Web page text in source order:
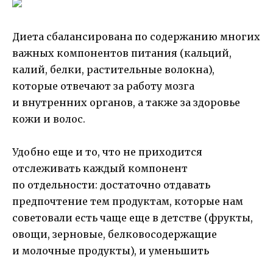
Диета сбалансирована по содержанию многих
важных компонентов питания (кальций,
калий, белки, растительные волокна),
которые отвечают за работу мозга
и внутренних органов, а также за здоровье
кожи и волос.
Удобно еще и то, что не приходится
отслеживать каждый компонент
по отдельности: достаточно отдавать
предпочтение тем продуктам, которые нам
советовали есть чаще еще в детстве (фрукты,
овощи, зерновые, белковосодержащие
и молочные продукты), и уменьшить